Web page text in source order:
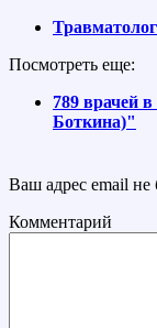
Посмотреть еще:
789 врачей
Боткина)"
Ваш адрес email не
Комментарий